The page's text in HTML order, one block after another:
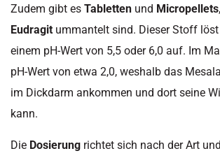
Zudem gibt es Tabletten und Micropellets
Eudragit ummantelt sind. Dieser Stoff
einem pH-Wert von 5,5 oder 6,0 auf. Im
pH-Wert von etwa 2,0, weshalb das
im Dickdarm ankommen und dort seine
kann.
Die Dosierung richtet sich nach der Art